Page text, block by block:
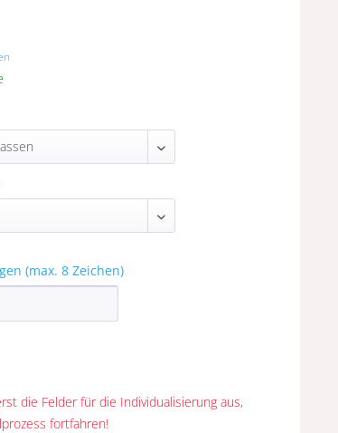
(max. 8 Zeichen)
die Felder für die Individualisierung aus,
fortfahren!